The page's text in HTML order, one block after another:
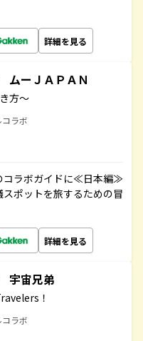
詳細を見る
ムーＪＡＰＡＮ
方～
コラボ
コラボガイドに≪日本編≫
ポットを旅するための冒
詳細を見る
宇宙兄弟
！
コラボ